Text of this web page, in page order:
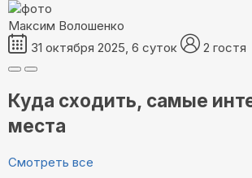
Максим Волошенко
31 октября 2025, 6 суток
2 гостя
Куда сходить, самые
места
Смотреть все